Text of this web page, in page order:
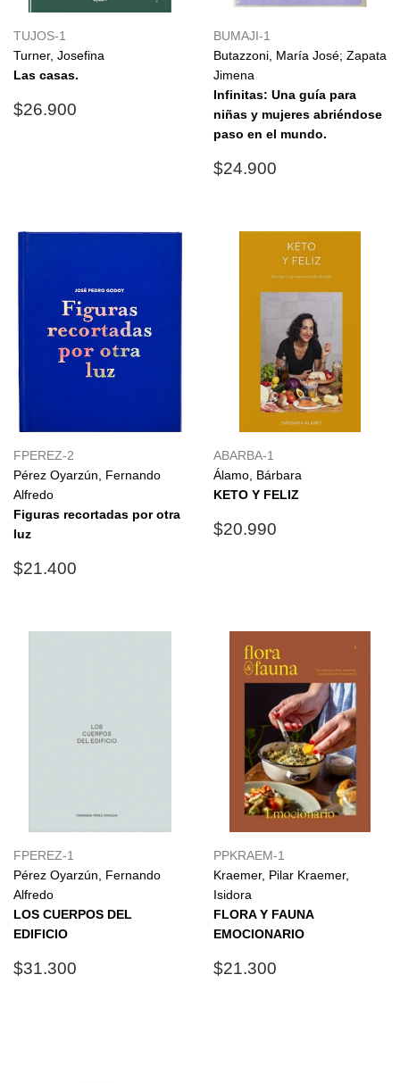
TUJOS-1
Turner, Josefina
Las casas.
Precio
$26.900
BUMAJI-1
Butazzoni, María José; Zapata
Jimena
Infinitas: Una guía para
niñas y mujeres abriéndose
paso en el mundo.
Precio
$24.900
FPEREZ-2
Pérez Oyarzún, Fernando
Alfredo
Figuras recortadas por otra
luz
Precio
$21.400
ABARBA-1
Álamo, Bárbara
KETO Y FELIZ
Precio
$20.990
FPEREZ-1
Pérez Oyarzún, Fernando
Alfredo
LOS CUERPOS DEL
EDIFICIO
Precio
$31.300
PPKRAEM-1
Kraemer, Pilar Kraemer,
Isidora
FLORA Y FAUNA
EMOCIONARIO
Precio
$21.300